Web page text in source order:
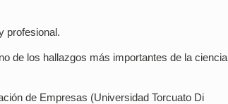
profesional.
de los hallazgos más importantes de la ciencia
de Empresas (Universidad Torcuato Di